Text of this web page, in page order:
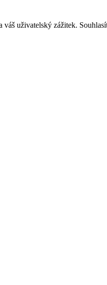
uživatelský zážitek.